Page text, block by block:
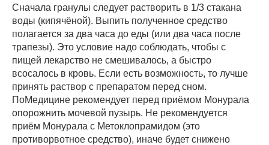
Сначала гранулы следует растворить в 1/3 стакана
воды (кипячёной). Выпить полученное средство
полагается за два часа до еды (или два часа после
трапезы). Это условие надо соблюдать, чтобы с
пищей лекарство не смешивалось, а быстро
всосалось в кровь. Если есть возможность, то лучше
принять раствор с препаратом перед сном.
ПоМедицине рекомендует перед приёмом Монурала
опорожнить мочевой пузырь. Не рекомендуется
приём Монурала с Метоклопрамидом (это
противорвотное средство), иначе будет снижено